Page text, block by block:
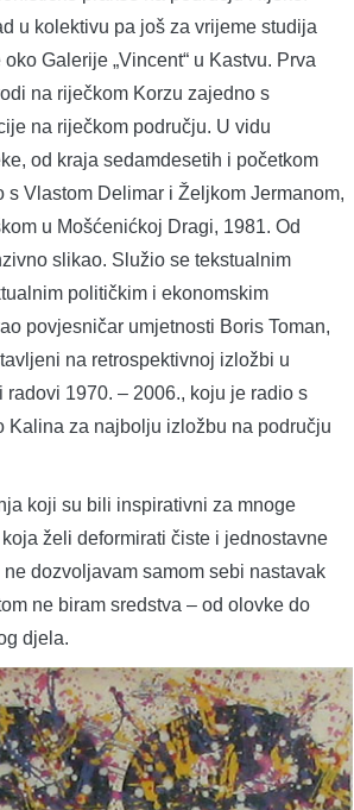
u kolektivu pa još za vrijeme studija
Galerije „Vincent“ u Kastvu. Prva
na riječkom Korzu zajedno s
na riječkom području. U vidu
od kraja sedamdesetih i početkom
Vlastom Delimar i Željkom Jermanom,
u Mošćenićkoj Dragi, 1981. Od
slikao. Služio se tekstualnim
političkim i ekonomskim
povjesničar umjetnosti Boris Toman,
na retrospektivnoj izložbi u
radovi 1970. – 2006., koju je radio s
Kalina za najbolju izložbu na području
koji su bili inspirativni za mnoge
želi deformirati čiste i jednostavne
dozvoljavam samom sebi nastavak
ne biram sredstva – od olovke do
djela.